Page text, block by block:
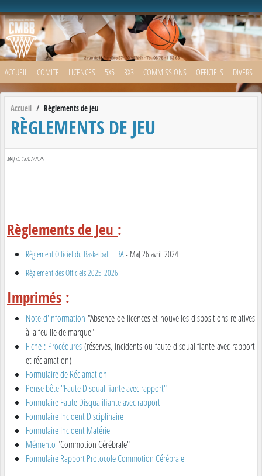
ACCUEIL COMITE LICENCES 5X5 3X3 COMMISSIONS OFFICIELS DIVERS
Accueil Règlements de jeu
RÈGLEMENTS DE JEU
MAJ du 18/07/2025
Règlements de Jeu :
Règlement Officiel du Basketball FIBA- MaJ 26 avril 2024
Règlement des Officiels 2025-2026
Imprimés :
Note d'Information "Absence de licences et nouvelles dispositions relatives
à la feuille de marque"
Fiche : Procédures(réserves, incidents ou faute disqualifiante avec rapport
et réclamation)
Formulaire de Réclamation
Pense bête "Faute Disqualifiante avec rapport"
Formulaire Faute Disqualifiante avec rapport
Formulaire Incident Disciplinaire
Formulaire Incident Matériel
Mémento "Commotion Cérébrale"
Formulaire Rapport Protocole Commotion Cérébrale